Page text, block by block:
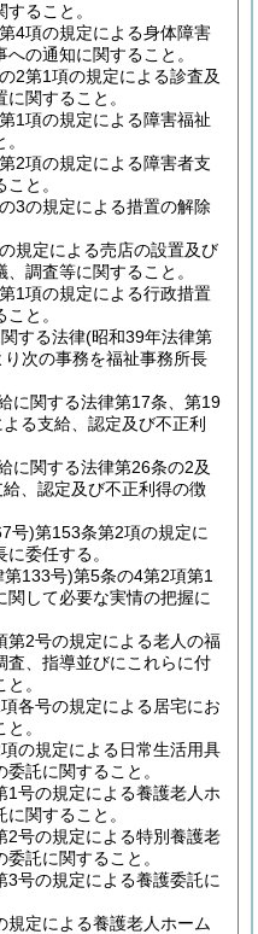
ること。
4項の規定による身体障害
の通知に関すること。
2第1項の規定による診査及
関すること。
1項の規定による障害福祉
2項の規定による障害者支
と。
3の規定による措置の解除
規定による売店の設置及び
調査等に関すること。
1項の規定による行政措置
と。
する法律(昭和39年法律第
次の事務を福祉事務所長
に関する法律第17条、第19
る支給、認定及び不正利
に関する法律第26条の2及
、認定及び不正利得の徴
号)第153条第2項の規定に
委任する。
第133号)第5条の4第2項第1
して必要な実情の把握に
第2号の規定による老人の福
査、指導並びにこれらに付
。
各号の規定による居宅にお
。
の規定による日常生活用具
託に関すること。
1号の規定による養護老人ホ
関すること。
2号の規定による特別養護老
託に関すること。
号の規定による養護委託に
定による養護老人ホーム